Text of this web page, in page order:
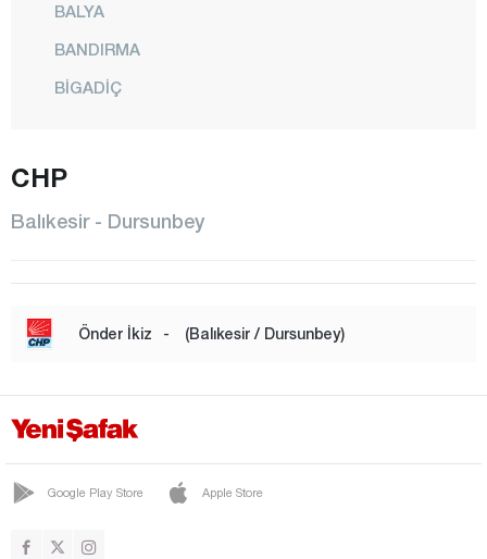
BALYA
BANDIRMA
BİGADİÇ
DURSUNBEY
EDREMİT
GÖMEÇ
GÖNEN
İVRİNDİ
KARESİ
MARMARA
CHP
Balıkesir - Dursunbey
Önder İkiz - (Balıkesir / Dursunbey)
Google Play Store Apple Store